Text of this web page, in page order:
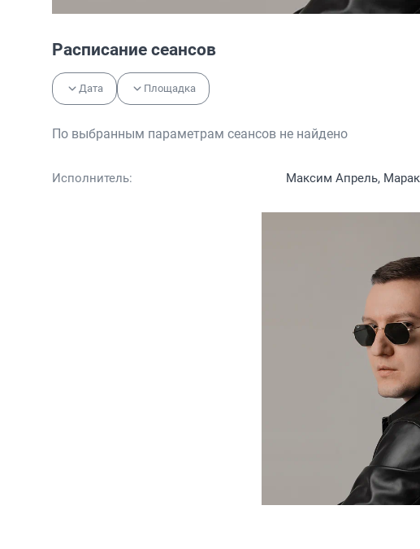
Расписание сеансов
Дата Площадка
По выбранным параметрам сеансов не найдено
Исполнитель: Максим Апрель,